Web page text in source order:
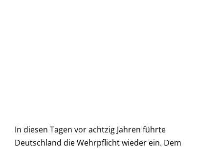
In diesen Tagen vor achtzig Jahren führte
Deutschland die Wehrpflicht wieder ein. Dem